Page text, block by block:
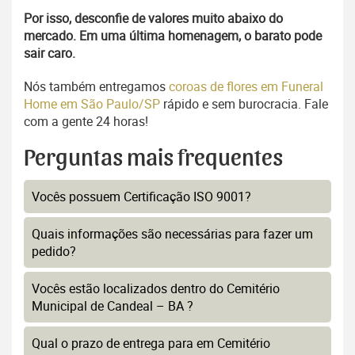
Por isso, desconfie de valores muito abaixo do
mercado. Em uma última homenagem, o barato pode
sair caro.
Nós também entregamoscoroas de flores em Funeral
Home em São Paulo/SP rápido e sem burocracia. Fale
com a gente 24 horas!
Perguntas mais frequentes
Vocês possuem Certificação ISO 9001?
Quais informações são necessárias para fazer um
pedido?
Vocês estão localizados dentro do Cemitério
Municipal de Candeal – BA ?
Qual o prazo de entrega para em Cemitério